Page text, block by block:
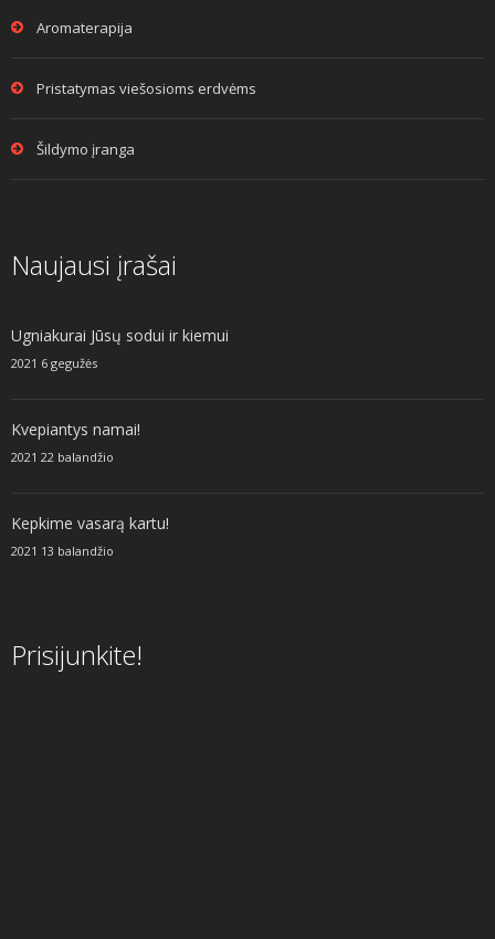
Aromaterapija
Pristatymas viešosioms erdvėms
Šildymo įranga
Naujausi įrašai
Ugniakurai Jūsų sodui ir kiemui
2021 6 gegužės
Kvepiantys namai!
2021 22 balandžio
Kepkime vasarą kartu!
2021 13 balandžio
Prisijunkite!